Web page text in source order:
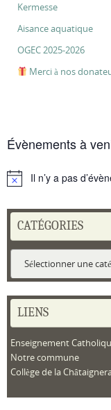
Kermesse
Aisance aquatique
OGEC 2025-2026
Merci à nos
Évènements à
NoticeIl n’y a pas
CATÉGORIES
LIENS
Enseignement
Notre commune
Collège de la